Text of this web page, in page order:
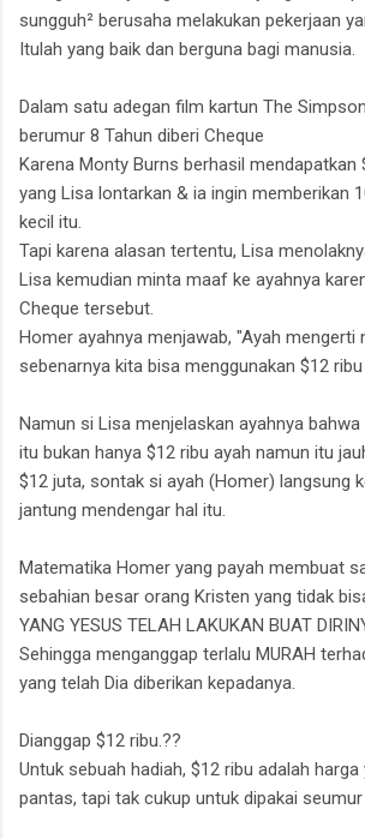
sungguh² berusaha melakukan pekerjaan
Itulah yang baik dan berguna bagi manusia.
Dalam satu adegan film kartun The
berumur 8 Tahun diberi Cheque
Karena Monty Burns berhasil mendapatkan
yang Lisa lontarkan & ia ingin memberikan
kecil itu.
Tapi karena alasan tertentu, Lisa
Lisa kemudian minta maaf ke ayahnya
Cheque tersebut.
Homer ayahnya menjawab, "Ayah mengerti
sebenarnya kita bisa menggunakan $12
Namun si Lisa menjelaskan ayahnya
itu bukan hanya $12 ribu ayah namun itu
$12 juta, sontak si ayah (Homer) langsung
jantung mendengar hal itu.
Matematika Homer yang payah membuat
sebahian besar orang Kristen yang tidak
YANG YESUS TELAH LAKUKAN BUAT
Sehingga menganggap terlalu MURAH
yang telah Dia diberikan kepadanya.
Dianggap $12 ribu.??
Untuk sebuah hadiah, $12 ribu adalah harga
pantas, tapi tak cukup untuk dipakai seumur